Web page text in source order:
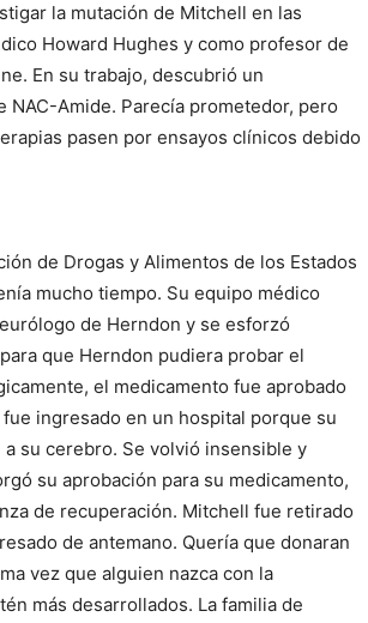
la mutación de Mitchell en las
Howard Hughes y como profesor de
En su trabajo, descubrió un
Amide. Parecía prometedor, pero
pasen por ensayos clínicos debido
de Drogas y Alimentos de los Estados
mucho tiempo. Su equipo médico
de Herndon y se esforzó
que Herndon pudiera probar el
el medicamento fue aprobado
ingresado en un hospital porque su
su cerebro. Se volvió insensible y
su aprobación para su medicamento,
de recuperación. Mitchell fue retirado
de antemano. Quería que donaran
vez que alguien nazca con la
más desarrollados. La familia de